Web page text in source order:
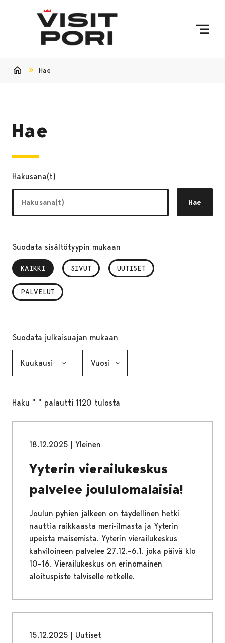
Hae
Hae
Hakusana(t)
Hae
Suodata sisältötyypin mukaan
KAIKKI
, VALITTU SIVUT UUTISET
PALVELUT
Suodata julkaisuajan mukaan
Haku " " palautti 1120 tulosta
18.12.2025 Yleinen
Yyterin vierailukeskus
palvelee joululomalaisia!
Joulun pyhien jälkeen on täydellinen hetki
nauttia raikkaasta meri-ilmasta ja Yyterin
upeista maisemista. Yyterin vierailukeskus
kahviloineen palvelee 27.12.–6.1. joka päivä klo
10–16. Vierailukeskus on erinomainen
aloituspiste talviselle retkelle.
15.12.2025 Uutiset